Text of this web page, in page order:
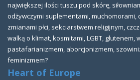
największej ilości tuszu pod skórę,
odżywczymi suplementami, muchomorami,
zmianami płci, sekciarstwem religijnym,
walką o klimat, kosmitami, LGBT, glutenem,
pastafarianizmem, aborcjonizmem,
feminizmem?
Heart of Europe